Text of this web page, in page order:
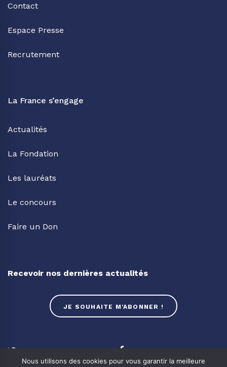
Contact
Espace Presse
Recrutement
La France s’engage
Actualités
La Fondation
Les lauréats
Le concours
Faire un Don
Recevoir nos dernières actualités
JE SOUHAITE M'ABONNER !
Twitter Facebook
Nous utilisons des cookies pour vous garantir la meilleure